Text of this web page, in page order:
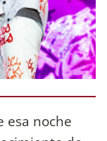
esa noche